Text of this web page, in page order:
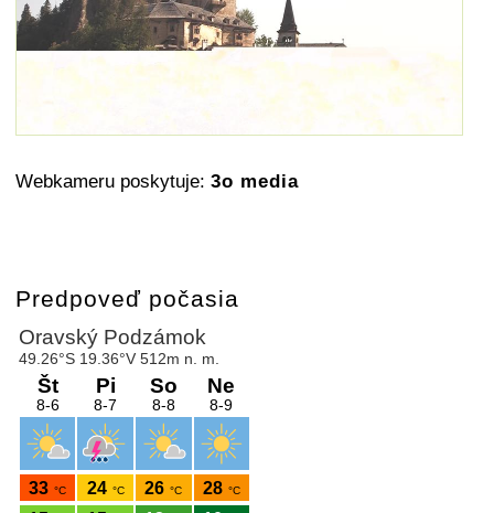
Webkameru poskytuje: 3o media
Predpoveď počasia